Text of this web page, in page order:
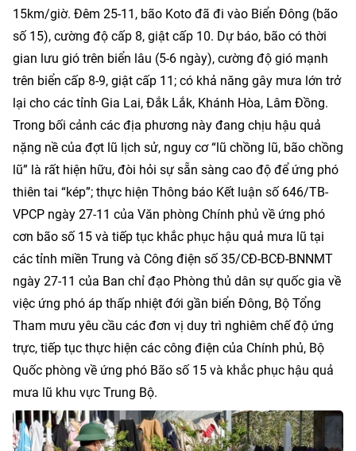
15km/giờ. Đêm 25-11, bão Koto đã đi vào Biển Đông (bão
số 15), cường độ cấp 8, giật cấp 10. Dự báo, bão có thời
gian lưu gió trên biển lâu (5-6 ngày), cường độ gió mạnh
trên biển cấp 8-9, giật cấp 11; có khả năng gây mưa lớn trở
lại cho các tỉnh Gia Lai, Đắk Lắk, Khánh Hòa, Lâm Đồng.
Trong bối cảnh các địa phương này đang chịu hậu quả
nặng nề của đợt lũ lịch sử, nguy cơ “lũ chồng lũ, bão chồng
lũ” là rất hiện hữu, đòi hỏi sự sẵn sàng cao độ để ứng phó
thiên tai “kép”; thực hiện Thông báo Kết luận số 646/TB-
VPCP ngày 27-11 của Văn phòng Chính phủ về ứng phó
cơn bão số 15 và tiếp tục khắc phục hậu quả mưa lũ tại
các tỉnh miền Trung và Công điện số 35/CĐ-BCĐ-BNNMT
ngày 27-11 của Ban chỉ đạo Phòng thủ dân sự quốc gia về
việc ứng phó áp thấp nhiệt đới gần biển Đông, Bộ Tổng
Tham mưu yêu cầu các đơn vị duy trì nghiêm chế độ ứng
trực, tiếp tục thực hiện các công điện của Chính phủ, Bộ
Quốc phòng về ứng phó Bão số 15 và khắc phục hậu quả
mưa lũ khu vực Trung Bộ.